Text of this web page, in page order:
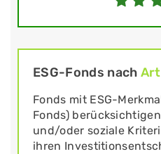
ESG-Fonds nach
Fonds mit ESG-
Fonds)
und/oder soziale
ihren